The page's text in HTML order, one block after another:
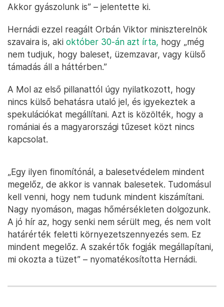
Akkor gyászolunk is” – jelentette ki.
Hernádi ezzel reagált Orbán Viktor miniszterelnök
szavaira is, aki október 30-án azt írta, hogy „még
nem tudjuk, hogy baleset, üzemzavar, vagy külső
támadás áll a háttérben.”
A Mol az első pillanattól úgy nyilatkozott, hogy
nincs külső behatásra utaló jel, és igyekeztek a
spekulációkat megállítani. Azt is közölték, hogy a
romániai és a magyarországi tűzeset közt nincs
kapcsolat.
„Egy ilyen finomítónál, a balesetvédelem mindent
megelőz, de akkor is vannak balesetek. Tudomásul
kell venni, hogy nem tudunk mindent kiszámítani.
Nagy nyomáson, magas hőmérsékleten dolgozunk.
A jó hír az, hogy senki nem sérült meg, és nem volt
határérték feletti környezetszennyezés sem. Ez
mindent megelőz. A szakértők fogják megállapítani,
mi okozta a tüzet” – nyomatékosította Hernádi.